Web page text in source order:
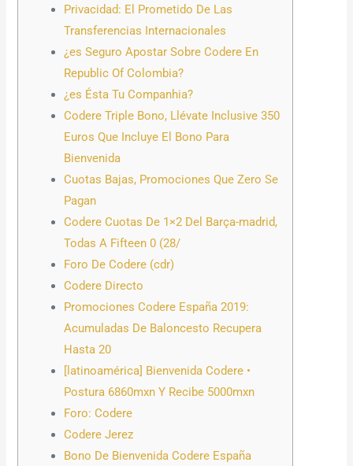
Privacidad: El Prometido De Las
Transferencias Internacionales
¿es Seguro Apostar Sobre Codere En
Republic Of Colombia?
¿es Ésta Tu Companhia?
Codere Triple Bono, Llévate Inclusive 350
Euros Que Incluye El Bono Para
Bienvenida
Cuotas Bajas, Promociones Que Zero Se
Pagan
Codere Cuotas De 1×2 Del Barça-madrid,
Todas A Fifteen 0 (28/
Foro De Codere (cdr)
Codere Directo
Promociones Codere España 2019:
Acumuladas De Baloncesto Recupera
Hasta 20
[latinoamérica] Bienvenida Codere •
Postura 6860mxn Y Recibe 5000mxn
Foro: Codere
Codere Jerez
Bono De Bienvenida Codere España